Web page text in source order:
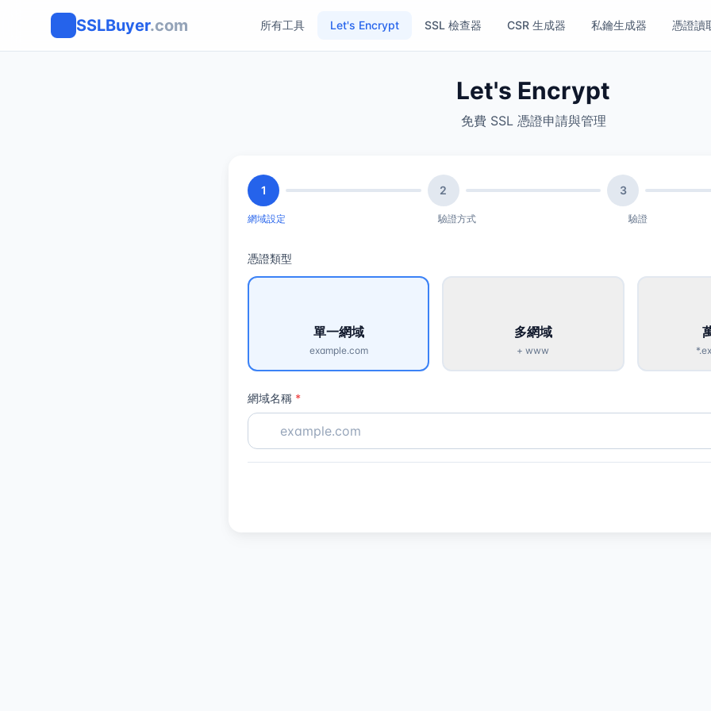
SSLBuyer.com 所有工具 Let's Encrypt SSL 檢查器 CSR 生成器 私鑰生成器 憑證讀
Let's Encrypt
免費 SSL 憑證申請與管理
1 2 3
網域設定 驗證方式 驗證
憑證類型
單一網域
example.com
多網域
+ www
網域名稱 *